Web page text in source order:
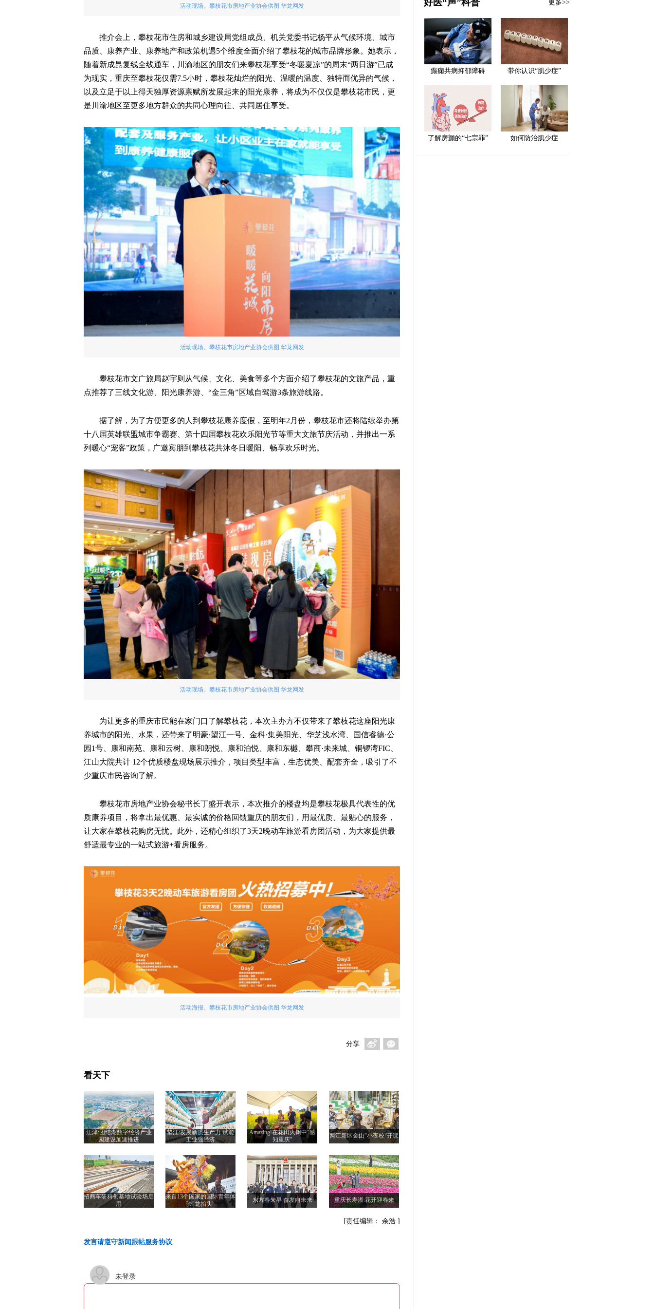
活动现场。攀枝花市房地产业协会供图 华龙网发
推介会上，攀枝花市住房和城乡建设局党组成员、机关党委书记杨平从气候环境、城市
品质、康养产业、康养地产和政策机遇5个维度全面介绍了攀枝花的城市品牌形象。她表示，
随着新成昆复线全线通车，川渝地区的朋友们来攀枝花享受“冬暖夏凉”的周末“两日游”已成
为现实，重庆至攀枝花仅需7.5小时，攀枝花灿烂的阳光、温暖的温度、独特而优异的气候，
以及立足于以上得天独厚资源禀赋所发展起来的阳光康养，将成为不仅仅是攀枝花市民，更
是川渝地区至更多地方群众的共同心理向往、共同居住享受。
活动现场。攀枝花市房地产业协会供图 华龙网发
攀枝花市文广旅局赵宇则从气候、文化、美食等多个方面介绍了攀枝花的文旅产品，重
点推荐了三线文化游、阳光康养游、“金三角”区域自驾游3条旅游线路。
据了解，为了方便更多的人到攀枝花康养度假，至明年2月份，攀枝花市还将陆续举办第
十八届英雄联盟城市争霸赛、第十四届攀枝花欢乐阳光节等重大文旅节庆活动，并推出一系
列暖心“宠客”政策，广邀宾朋到攀枝花共沐冬日暖阳、畅享欢乐时光。
活动现场。攀枝花市房地产业协会供图 华龙网发
为让更多的重庆市民能在家门口了解攀枝花，本次主办方不仅带来了攀枝花这座阳光康
养城市的阳光、水果，还带来了明豪·望江一号、金科·集美阳光、华芝浅水湾、国信睿德·公
园1号、康和南苑、康和云树、康和朗悦、康和泊悦、康和东樾、攀商·未来城、铜锣湾FIC、
江山大院共计 12个优质楼盘现场展示推介，项目类型丰富，生态优美、配套齐全，吸引了不
少重庆市民咨询了解。
攀枝花市房地产业协会秘书长丁盛开表示，本次推介的楼盘均是攀枝花极具代表性的优
质康养项目，将拿出最优惠、最实诚的价格回馈重庆的朋友们，用最优质、最贴心的服务，
让大家在攀枝花购房无忧。此外，还精心组织了3天2晚动车旅游看房团活动，为大家提供最
舒适最专业的一站式旅游+看房服务。
活动海报。攀枝花市房地产业协会供图 华龙网发
分享
看天下
江津:团结湖数字经济产业
园建设加速推进
垫江:发展新质生产力 赋能
工业强经济
Amazing!在花田火锅中"感
知重庆"
两江新区金山"小夜校"开课
招商车研科创基地试验场启
用
来自13个国家的国际青年体
验"龙抬头"
东方春来早 奋发向未来 重庆长寿湖:花开迎春来
[责任编辑： 余浩 ]
发言请遵守新闻跟帖服务协议
未登录
好医“声”科普 更多>>
癫痫共病抑郁障碍 带你认识“肌少症”
了解房颤的“七宗罪” 如何防治肌少症